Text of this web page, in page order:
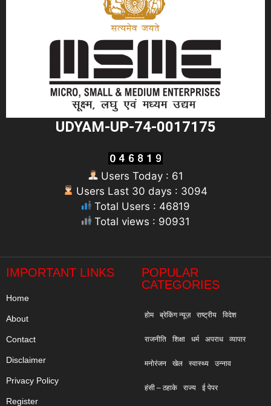
UDYAM-UP-74-0017175
Users Today : 61
Users Last 30 days : 3094
Total Users : 46819
Total views : 90931
IMPORTANT LINKS
Home
About
Contact
Disclaimer
Privacy Policy
Register
POPULAR
CATEGORIES
होम ब्रेकिंग न्यूज़ राष्ट्रीय विदेश
राजनीति शिक्षा धर्म अपराध व्यापार
मनोरंजन खेल स्वास्थ्य उन्नाव
हंसी – ठहाके राज्य ई पेपर